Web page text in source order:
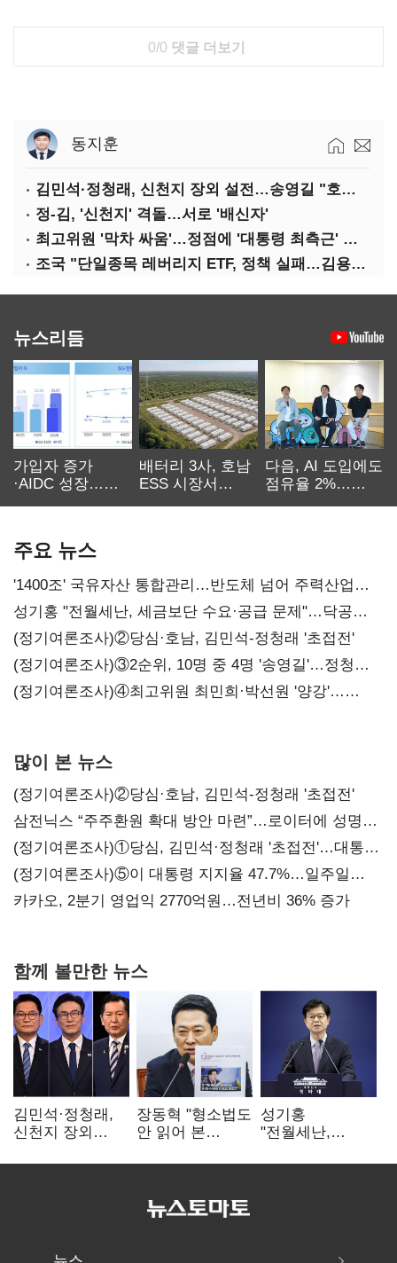
0/0 댓글 더보기
동지훈
김민석·정청래, 신천지 장외 설전…송영길 "호남 계몽 규탄"
정-김, '신천지' 격돌…서로 '배신자'
최고위원 '막차 싸움'…정점에 '대통령 최측근' 김용
조국 "단일종목 레버리지 ETF, 정책 실패…김용범 책임 물어야"
뉴스리듬
가입자 증가
·AIDC 성장…
배터리 3사, 호남
ESS 시장서
다음, AI 도입에도
점유율 2%…
주요 뉴스
'1400조' 국유자산 통합관리…반도체 넘어 주력산업
구조혁신
성기홍 "전월세난, 세금보단 수요·공급 문제"…닥공
시사
(정기여론조사)②당심·호남, 김민석-정청래 '초접전'
(정기여론조사)③2순위, 10명 중 4명 '송영길'…정청래
'한 자릿수'
(정기여론조사)④최고위원 최민희·박선원 '양강'…
많이 본 뉴스
(정기여론조사)②당심·호남, 김민석-정청래 '초접전'
삼전닉스 “주주환원 확대 방안 마련”…로이터에 성명
보내
(정기여론조사)①당심, 김민석·정청래 '초접전'…대통령
지지도 '50% 아래로'(종합)
(정기여론조사)⑤이 대통령 지지율 47.7%…일주일
만에 다시 40%대
카카오, 2분기 영업익 2770억원…전년비 36% 증가
함께 볼만한 뉴스
김민석·정청래,
신천지 장외
"호남 계몽 규탄"
장동혁 "형소법도
안 읽어 본
속도로 무너질
성기홍
"전월세난,
공급 문제"…닥공